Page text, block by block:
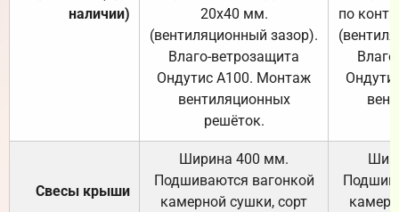
наличии)
20х40 мм.
(вентиляционный зазор).
Влаго-ветрозащита
Ондутис А100. Монтаж
вентиляционных
решёток.
по
Свесы крыши
Ширина 400 мм.
Подшиваются вагонкой
камерной сушки, сорт